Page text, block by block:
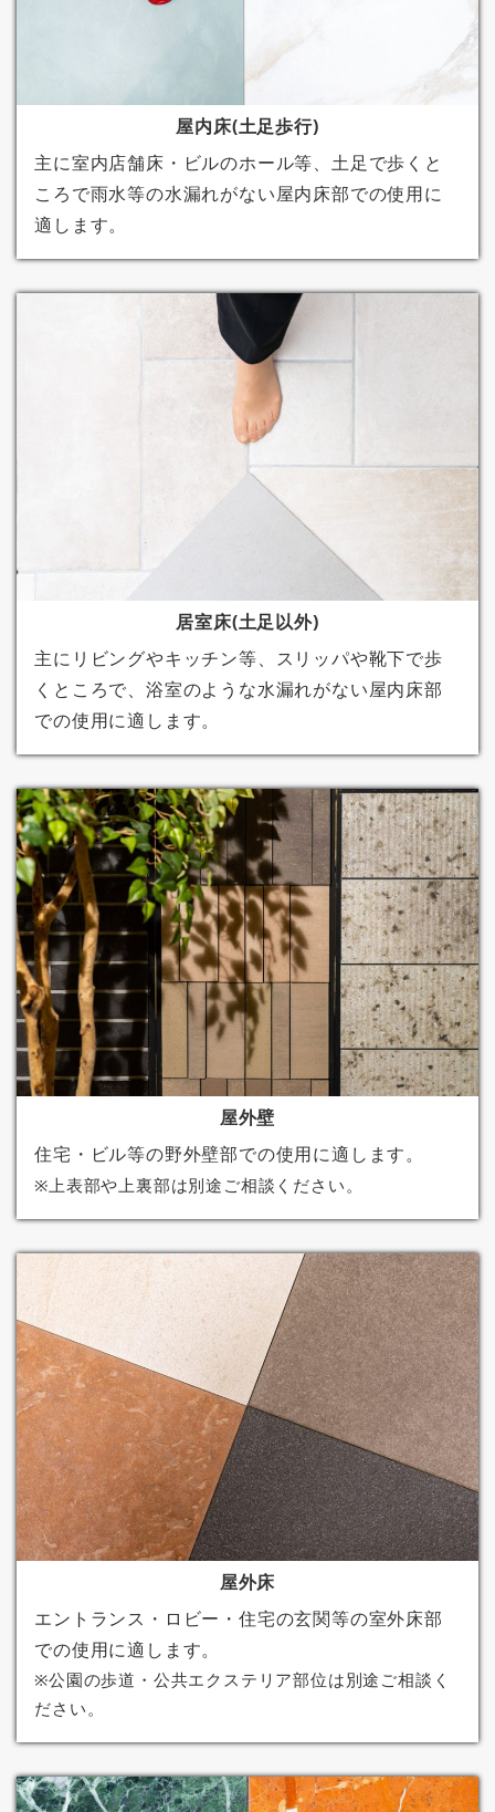
屋内床(土足歩行)
主に室内店舗床・ビルのホール等、土足で歩くと
ころで雨水等の水漏れがない屋内床部での使用に
適します。
居室床(土足以外)
主にリビングやキッチン等、スリッパや靴下で歩
くところで、浴室のような水漏れがない屋内床部
での使用に適します。
屋外壁
住宅・ビル等の野外壁部での使用に適します。
※上表部や上裏部は別途ご相談ください。
屋外床
エントランス・ロビー・住宅の玄関等の室外床部
での使用に適します。
※公園の歩道・公共エクステリア部位は別途ご相談く
ださい。